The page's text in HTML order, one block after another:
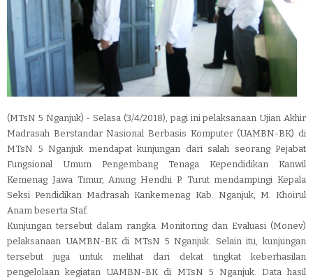
(MTsN 5 Nganjuk) - Selasa (3/4/2018), pagi ini pelaksanaan Ujian Akhir
Madrasah Berstandar Nasional Berbasis Komputer (UAMBN-BK) di
MTsN 5 Nganjuk mendapat kunjungan dari salah seorang Pejabat
Fungsional Umum Pengembang Tenaga Kependidikan Kanwil
Kemenag Jawa Timur, Anung Hendhi P. Turut mendampingi Kepala
Seksi Pendidikan Madrasah Kankemenag Kab. Nganjuk, M. Khoirul
Anam beserta Staf.
Kunjungan tersebut dalam rangka Monitoring dan Evaluasi (Monev)
pelaksanaan UAMBN-BK di MTsN 5 Nganjuk. Selain itu, kunjungan
tersebut juga untuk melihat dari dekat tingkat keberhasilan
pengelolaan kegiatan UAMBN-BK di MTsN 5 Nganjuk. Data hasil